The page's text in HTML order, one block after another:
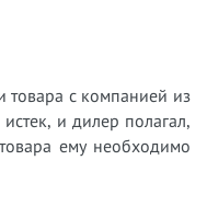
товара с компанией из
и дилер полагал,
ему необходимо